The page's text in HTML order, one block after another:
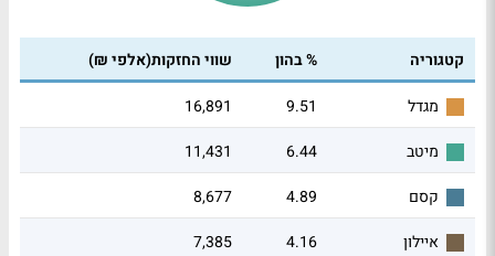
קטגוריה % בהון שווי החזקות(אלפי ₪)
מגדל 9.51
16,891
מיטב
6.44
11,431
קסם
4.89
8,677
איילון
4.16
7,385